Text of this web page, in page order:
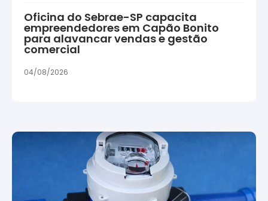
Oficina do Sebrae-SP capacita
empreendedores em Capão Bonito
para alavancar vendas e gestão
comercial
04/08/2026